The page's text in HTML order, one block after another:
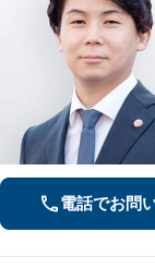
電話でお問